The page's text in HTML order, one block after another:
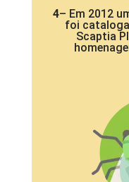
4– Em 2012
foi
Scaptia